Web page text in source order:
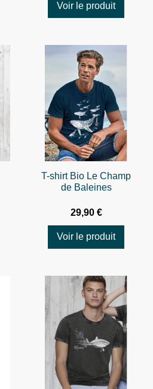
Voir le produit
T-shirt Bio Le Champ
de Baleines
29,90 €
Voir le produit